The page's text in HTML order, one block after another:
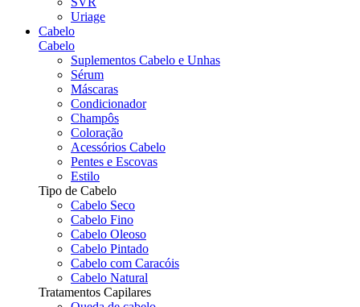
Uriage
Cabelo
Cabelo
Suplementos Cabelo e Unhas
Sérum
Máscaras
Condicionador
Champôs
Coloração
Acessórios Cabelo
Pentes e Escovas
Estilo
Tipo de Cabelo
Cabelo Seco
Cabelo Fino
Cabelo Oleoso
Cabelo Pintado
Cabelo com Caracóis
Cabelo Natural
Tratamentos Capilares